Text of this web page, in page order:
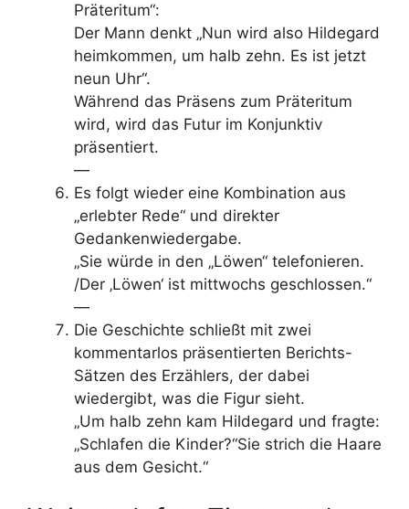
Präteritum“:
Der Mann denkt „Nun wird also Hildegard
heimkommen, um halb zehn. Es ist jetzt
neun Uhr“.
Während das Präsens zum Präteritum
wird, wird das Futur im Konjunktiv
präsentiert.
—
Es folgt wieder eine Kombination aus
„erlebter Rede“ und direkter
Gedankenwiedergabe.
„Sie würde in den „Löwen“ telefonieren.
/Der ‚Löwen‘ ist mittwochs geschlossen.“
—
Die Geschichte schließt mit zwei
kommentarlos präsentierten Berichts-
Sätzen des Erzählers, der dabei
wiedergibt, was die Figur sieht.
„Um halb zehn kam Hildegard und fragte:
„Schlafen die Kinder?“Sie strich die Haare
aus dem Gesicht.“